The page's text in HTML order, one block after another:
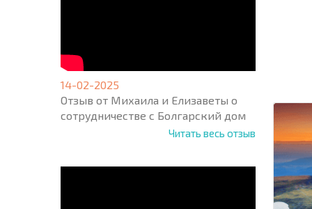
14-02-2025
Отзыв от Михаила и Елизаветы о
сотрудничестве с Болгарский дом
Читать весь отзыв
States
+1
* Поля